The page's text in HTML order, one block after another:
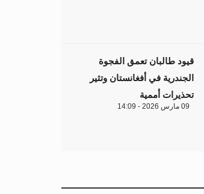
قيود طالبان تعمق الفجوة
الجندرية في أفغانستان وتثير
تحذيرات أممية
09 مارس 2026 - 14:09